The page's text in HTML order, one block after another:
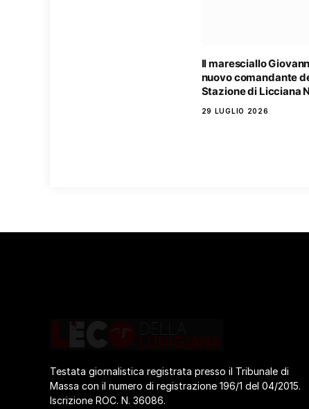
Il maresciallo
nuovo comandante
Stazione di Licciana
29 LUGLIO 2026
Testata giornalistica registrata presso il Tribunale di
Massa con il numero di registrazione 196/1 del 04/2015.
Iscrizione ROC. N. 36086.